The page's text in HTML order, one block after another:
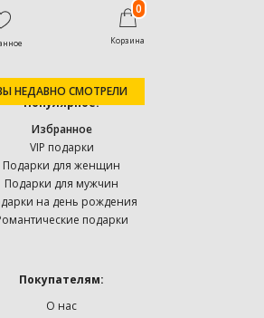
Популярное:
Избранное
VIP подарки
Подарки для женщин
Подарки для мужчин
на день рождения
подарки
Покупателям:
О нас
0
Корзина
НЕДАВНО СМОТРЕЛИ